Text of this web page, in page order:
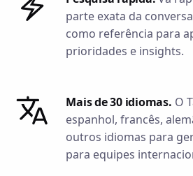
parte exata da
como referência para
prioridades e insights.
Mais de 30 idiomas. O
espanhol, francês,
outros idiomas para
para equipes